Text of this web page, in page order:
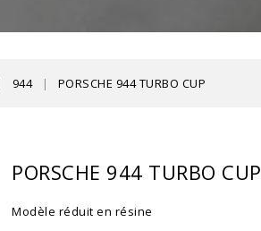
944 PORSCHE 944 TURBO CUP
PORSCHE 944 TURBO CUP
Modèle réduit en résine